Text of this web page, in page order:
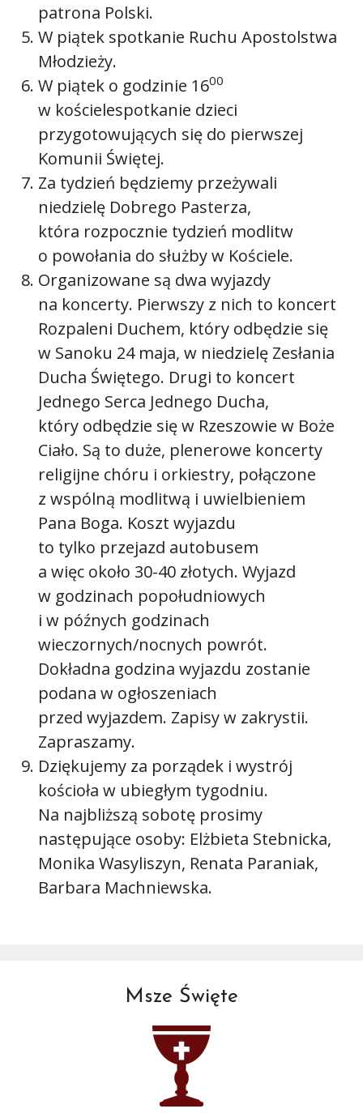
patrona Polski.
W piątek spotkanie Ruchu Apostolstwa
Młodzieży.
W piątek o godzinie 1600
w kościelespotkanie dzieci
przygotowujących się do pierwszej
Komunii Świętej.
Za tydzień będziemy przeżywali
niedzielę Dobrego Pasterza,
która rozpocznie tydzień modlitw
o powołania do służby w Kościele.
Organizowane są dwa wyjazdy
na koncerty. Pierwszy z nich to koncert
Rozpaleni Duchem, który odbędzie się
w Sanoku 24 maja, w niedzielę Zesłania
Ducha Świętego. Drugi to koncert
Jednego Serca Jednego Ducha,
który odbędzie się w Rzeszowie w Boże
Ciało. Są to duże, plenerowe koncerty
religijne chóru i orkiestry, połączone
z wspólną modlitwą i uwielbieniem
Pana Boga. Koszt wyjazdu
to tylko przejazd autobusem
a więc około 30-40 złotych. Wyjazd
w godzinach popołudniowych
i w późnych godzinach
wieczornych/nocnych powrót.
Dokładna godzina wyjazdu zostanie
podana w ogłoszeniach
przed wyjazdem. Zapisy w zakrystii.
Zapraszamy.
Dziękujemy za porządek i wystrój
kościoła w ubiegłym tygodniu.
Na najbliższą sobotę prosimy
następujące osoby: Elżbieta Stebnicka,
Monika Wasyliszyn, Renata Paraniak,
Barbara Machniewska.
Msze Święte